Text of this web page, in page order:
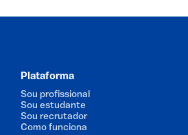
Plataforma
Sou profissional
Sou estudante
Sou recrutador
Como funciona